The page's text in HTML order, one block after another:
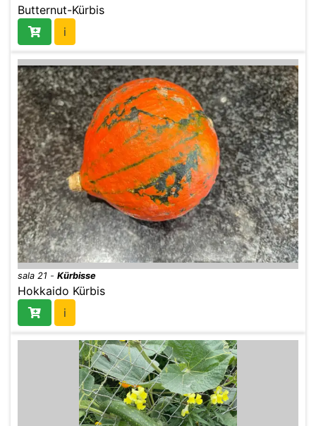
Butternut-Kürbis
i
sala 21 - Kürbisse
Hokkaido Kürbis
i